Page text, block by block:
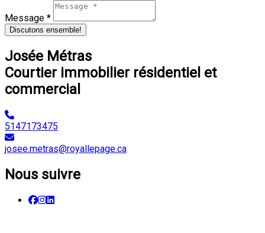
Message *
Discutons ensemble!
Josée Métras
Courtier immobilier résidentiel et
commercial
5147173475
josee.metras@royallepage.ca
Nous suivre